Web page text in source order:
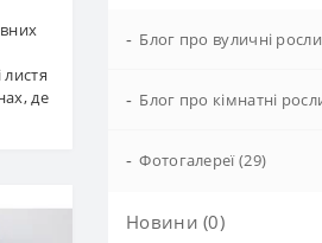
де
- Блог про вуличні
- Блог про кімнатні
- Фотогалереї (29)
Новини (0)